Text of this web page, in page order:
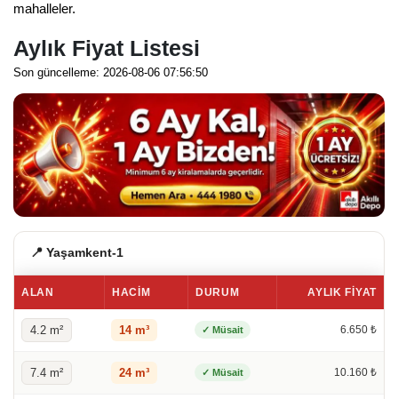
mahalleler.
Aylık Fiyat Listesi
Son güncelleme: 2026-08-06 07:56:50
📍 Yaşamkent-1
ALAN HACIM DURUM AYLIK FIYAT
4.2 m² 14 m³ ✓ Müsait 6.650 ₺
7.4 m² 24 m³ ✓ Müsait 10.160 ₺